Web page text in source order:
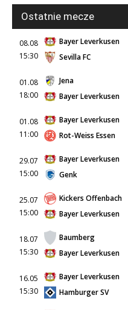
Ostatnie mecze
08.08
15:30
Bayer Leverkusen
Sevilla FC
01.08
18:00
Jena
Bayer Leverkusen
01.08
11:00
Bayer Leverkusen
Rot-Weiss Essen
29.07
15:00
Bayer Leverkusen
Genk
25.07
15:00
Kickers Offenbach
Bayer Leverkusen
18.07
15:30
Baumberg
Bayer Leverkusen
16.05
15:30
Bayer Leverkusen
Hamburger SV